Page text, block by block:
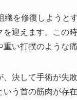
を修復しようと
迎えます。この
い打撲のような
決して手術が失
う首の筋肉が存